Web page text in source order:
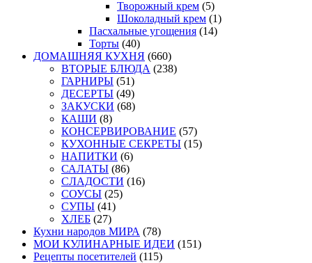
Творожный крем (5)
Шоколадный крем (1)
Пасхальные угощения (14)
Торты (40)
ДОМАШНЯЯ КУХНЯ (660)
ВТОРЫЕ БЛЮДА (238)
ГАРНИРЫ (51)
ДЕСЕРТЫ (49)
ЗАКУСКИ (68)
КАШИ (8)
КОНСЕРВИРОВАНИЕ (57)
КУХОННЫЕ СЕКРЕТЫ (15)
НАПИТКИ (6)
САЛАТЫ (86)
СЛАДОСТИ (16)
СОУСЫ (25)
СУПЫ (41)
ХЛЕБ (27)
Кухни народов МИРА (78)
МОИ КУЛИНАРНЫЕ ИДЕИ (151)
Рецепты посетителей (115)